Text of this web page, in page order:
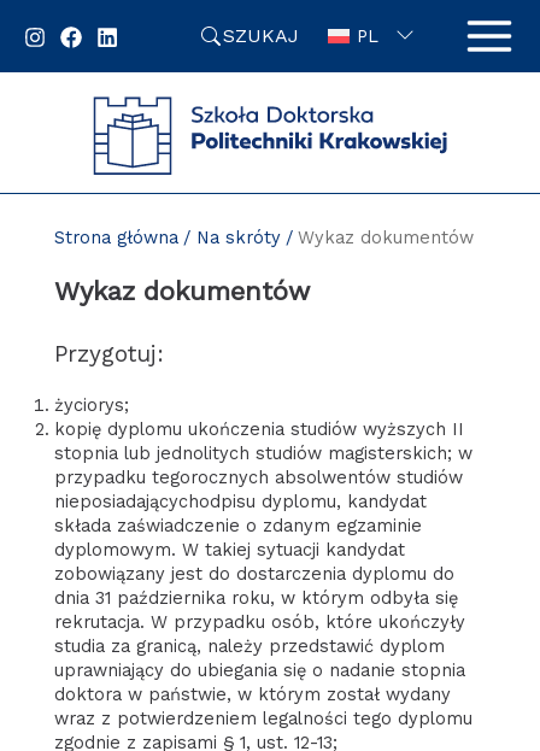
SZUKAJ PL
Strona główna Na skróty Wykaz dokumentów
Wykaz dokumentów
Przygotuj:
życiorys;
kopię dyplomu ukończenia studiów wyższych II
stopnia lub jednolitych studiów magisterskich; w
przypadku tegorocznych absolwentów studiów
nieposiadającychodpisu dyplomu, kandydat
składa zaświadczenie o zdanym egzaminie
dyplomowym. W takiej sytuacji kandydat
zobowiązany jest do dostarczenia dyplomu do
dnia 31 października roku, w którym odbyła się
rekrutacja. W przypadku osób, które ukończyły
studia za granicą, należy przedstawić dyplom
uprawniający do ubiegania się o nadanie stopnia
doktora w państwie, w którym został wydany
wraz z potwierdzeniem legalności tego dyplomu
zgodnie z zapisami § 1, ust. 12-13;